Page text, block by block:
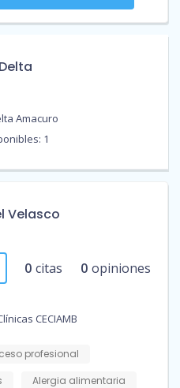
Amacuro
1
Velasco
0 citas 0 opiniones
CECIAMB
profesional
Alergia alimentaria